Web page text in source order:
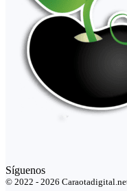
Síguenos
© 2022 - 2026